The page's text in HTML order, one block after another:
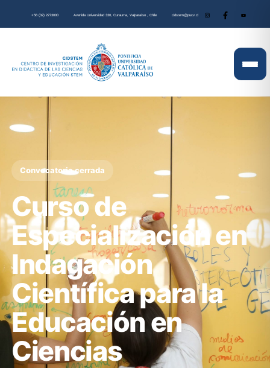
+56 (32) 2273000 Avenida Universidad 330, Curauma, Valparaíso , Chile cidstem@pucv.cl
Convocatoria cerrada
Curso de
Especialización en
Indagación
Científica para la
Educación en
Ciencias